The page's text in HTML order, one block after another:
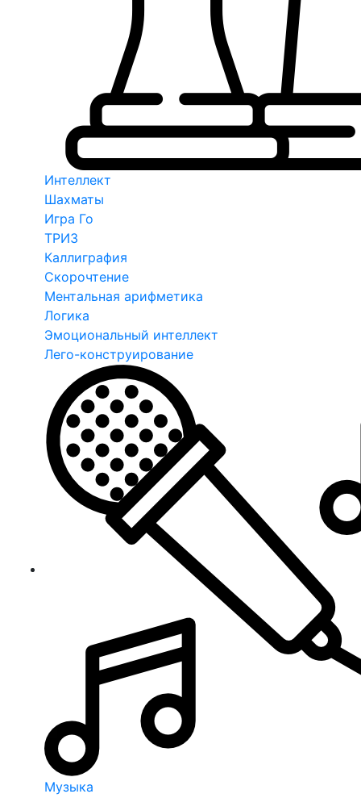
Интеллект
Шахматы
Игра Го
ТРИЗ
Каллиграфия
Скорочтение
Ментальная арифметика
Логика
Эмоциональный интеллект
Лего-конструирование
Музыка